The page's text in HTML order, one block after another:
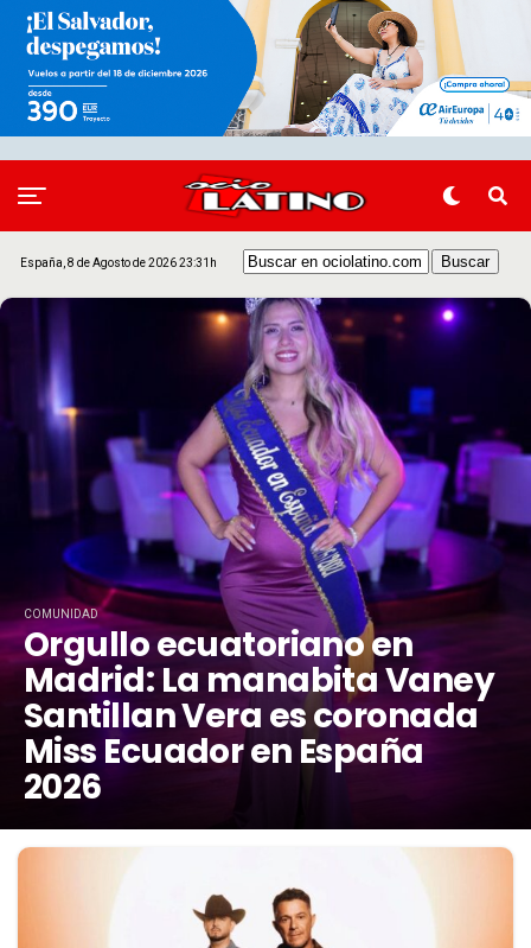
España, 8 de Agosto de 2026 23:31h
COMUNIDAD
Orgullo ecuatoriano en
Madrid: La manabita Vaney
Santillan Vera es coronada
Miss Ecuador en España
2026